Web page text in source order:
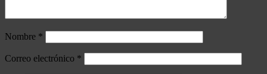
Nombre *
Correo electrónico *